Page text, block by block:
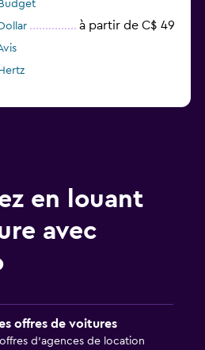
à partir de C$ 49
en louant
avec
offres de voitures
d’agences de location